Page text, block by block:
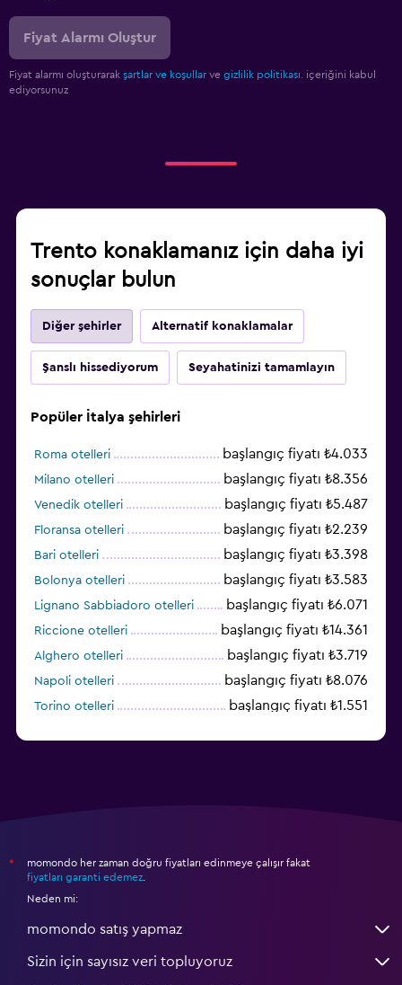
Fiyat Alarmı Oluştur
Fiyat alarmı oluşturarak şartlar ve koşullar ve gizlilik politikası.
içeriğini kabul
ediyorsunuz
Trento konaklamanız için daha iyi
sonuçlar bulun
Diğer şehirler Alternatif konaklamalar
Şanslı hissediyorum Seyahatinizi tamamlayın
Popüler İtalya şehirleri
Roma otelleri başlangıç fiyatı ₺4.033
Milano otelleri başlangıç fiyatı ₺8.356
Venedik otelleri başlangıç fiyatı ₺5.487
Floransa otelleri başlangıç fiyatı ₺2.239
Bari otelleri başlangıç fiyatı ₺3.398
Bolonya otelleri başlangıç fiyatı ₺3.583
Lignano Sabbiadoro otelleri başlangıç fiyatı ₺6.071
Riccione otelleri başlangıç fiyatı ₺14.361
Alghero otelleri başlangıç fiyatı ₺3.719
Napoli otelleri başlangıç fiyatı ₺8.076
Torino otelleri başlangıç fiyatı ₺1.551
*
momondo her zaman doğru fiyatları edinmeye çalışır fakat
fiyatları garanti edemez
Neden mi:
momondo satış yapmaz
Sizin için sayısız veri topluyoruz